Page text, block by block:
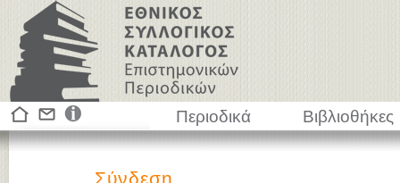
Περιοδικά Βιβλιοθήκες
Σύνδεση